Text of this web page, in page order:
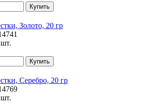
Купить
Золото, 20 гр
Купить
Серебро, 20 гр